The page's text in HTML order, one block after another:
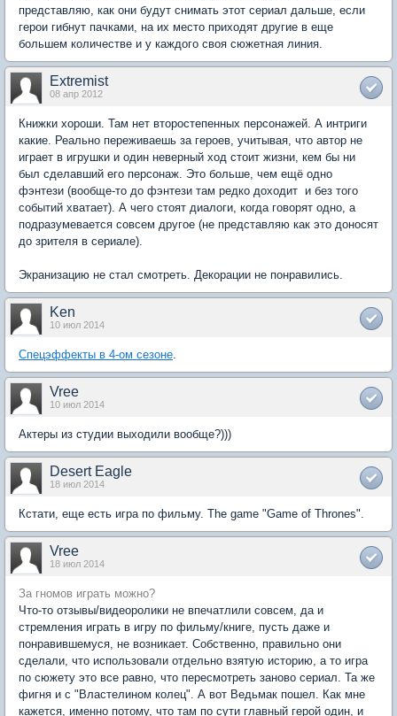
представляю, как они будут снимать этот сериал дальше, если
герои гибнут пачками, на их место приходят другие в еще
большем количестве и у каждого своя сюжетная линия.
Extremist
08 апр 2012
Книжки хороши. Там нет второстепенных персонажей. А интриги
какие. Реально переживаешь за героев, учитывая, что автор не
играет в игрушки и один неверный ход стоит жизни, кем бы ни
был сделавший его персонаж. Это больше, чем ещё одно
фэнтези (вообще-то до фэнтези там редко доходит  и без того
событий хватает). А чего стоят диалоги, когда говорят одно, а
подразумевается совсем другое (не представляю как это доносят
до зрителя в сериале).
Экранизацию не стал смотреть. Декорации не понравились.
Ken
10 июл 2014
Спецэффекты в 4-ом сезоне
Vree
10 июл 2014
Актеры из студии выходили вообще?)))
Desert Eagle
18 июл 2014
Кстати, еще есть игра по фильму. The game "Game of Thrones".
Vree
18 июл 2014
За гномов играть можно?
Что-то отзывы/видеоролики не впечатлили совсем, да и
стремления играть в игру по фильму/книге, пусть даже и
понравившемуся, не возникает. Собственно, правильно они
сделали, что использовали отдельно взятую историю, а то игра
по сюжету это все равно, что пересмотреть заново сериал. Та же
фигня и с "Властелином колец". А вот Ведьмак пошел. Как мне
кажется, именно потому, что там по сути главный герой один, и